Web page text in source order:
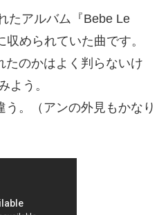
たアルバム『Bebe Le
められていた曲です。
たのかはよく判らないけ
よう。
う。（アンの外見もかなり